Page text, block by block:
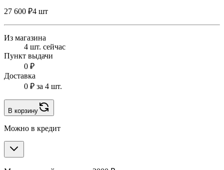
27 600 ₽4 шт
Из магазина
4 шт. сейчас
Пункт выдачи
0 ₽
Доставка
0 ₽ за 4 шт.
В корзину
Можно в кредит